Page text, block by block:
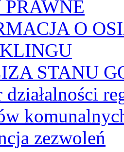
O
STANU
działalności
zezwoleń